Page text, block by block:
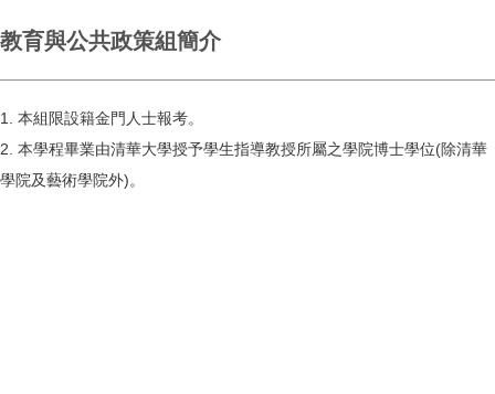
教育與公共政策組簡介
1. 本組限設籍金門人士報考。
2. 本學程畢業由清華大學授予學生指導教授所屬之學院博士學位(除清華
學院及藝術學院外)。